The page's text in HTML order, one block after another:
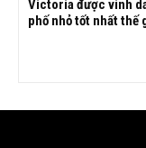
Victoria được vinh
phố nhỏ tốt nhất thế